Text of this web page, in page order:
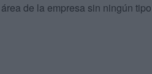
de la empresa sin ningún